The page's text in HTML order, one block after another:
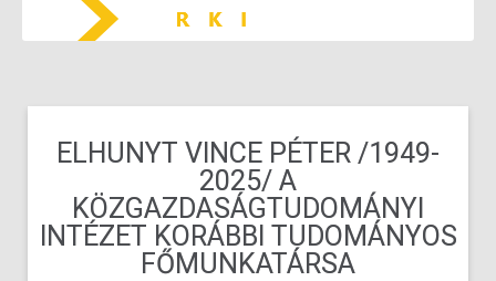
ELHUNYT VINCE PÉTER /1949-
2025/ A
KÖZGAZDASÁGTUDOMÁNYI
INTÉZET KORÁBBI TUDOMÁNYOS
FŐMUNKATÁRSA